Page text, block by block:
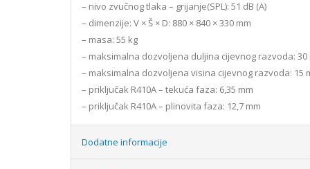
– nivo zvučnog tlaka – grijanje(SPL): 51 dB (A)
– dimenzije: V × Š × D: 880 × 840 × 330 mm
– masa: 55 kg
– maksimalna dozvoljena duljina cijevnog razvoda: 30
– maksimalna dozvoljena visina cijevnog razvoda: 15
– priključak R410A – tekuća faza: 6,35 mm
– priključak R410A – plinovita faza: 12,7 mm
Dodatne informacije